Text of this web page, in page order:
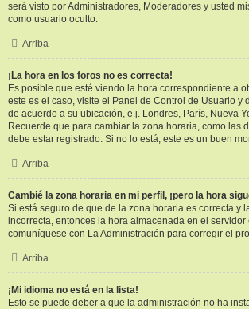
será visto por Administradores, Moderadores y usted
como usuario oculto.
Arriba
¡La hora en los foros no es correcta!
Es posible que esté viendo la hora correspondiente a
este es el caso, visite el Panel de Control de Usuario y
de acuerdo a su ubicación, e.j. Londres, París, Nueva
Recuerde que para cambiar la zona horaria, como las
debe estar registrado. Si no lo está, este es un buen
Arriba
Cambié la zona horaria en mi perfil, ¡pero la hora
Si está seguro de que de la zona horaria es correcta y
incorrecta, entonces la hora almacenada en el servidor
comuníquese con La Administración para corregir el
Arriba
¡Mi idioma no está en la lista!
Esto se puede deber a que la administración no ha